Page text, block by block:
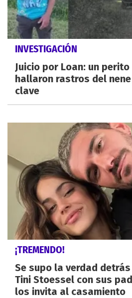
INVESTIGACIÓN
Juicio por Loan: un
hallaron rastros del
clave
¡TREMENDO!
Se supo la verdad
Tini Stoessel con sus
los invita al casamiento